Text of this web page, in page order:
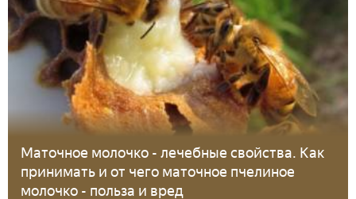
Маточное молочко - лечебные свойства. Как
принимать и от чего маточное пчелиное
молочко - польза и вред